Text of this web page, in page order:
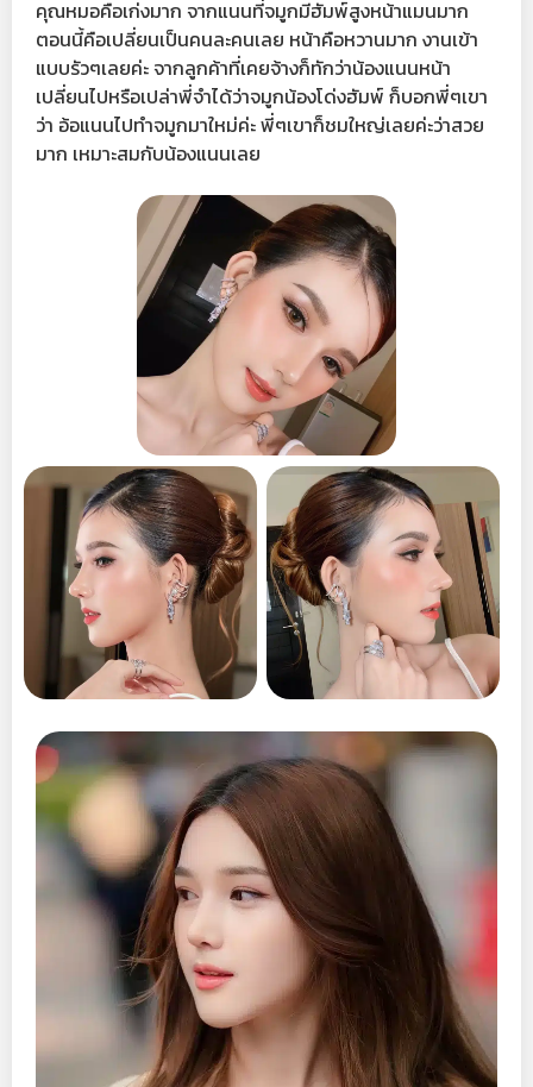
คุณหมอคือเก่งมาก จากแนนที่จมูกมีฮัมพ์สูงหน้าแมนมาก
ตอนนี้คือเปลี่ยนเป็นคนละคนเลย หน้าคือหวานมาก งานเข้า
แบบรัวๆเลยค่ะ จากลูกค้าที่เคยจ้างก็ทักว่าน้องแนนหน้า
เปลี่ยนไปหรือเปล่าพี่จำได้ว่าจมูกน้องโด่งฮัมพ์ ก็บอกพี่ๆเขา
ว่า อ้อแนนไปทำจมูกมาใหม่ค่ะ พี่ๆเขาก็ชมใหญ่เลยค่ะว่าสวย
มาก เหมาะสมกับน้องแนนเลย